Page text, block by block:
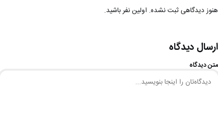
هنوز دیدگاهی ثبت نشده. اولین نفر باشید.
ارسال دیدگاه
متن دیدگاه